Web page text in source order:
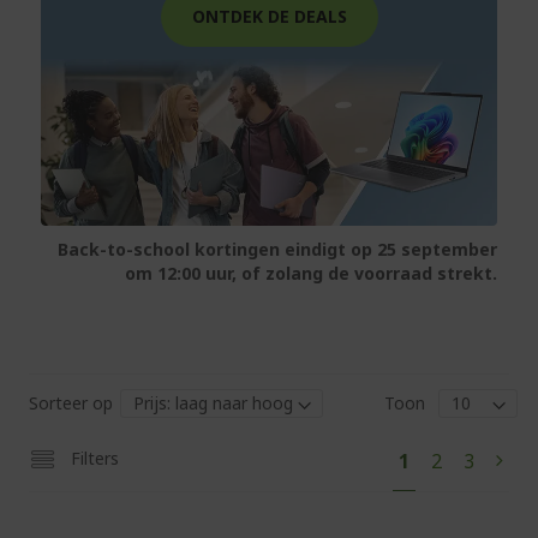
ONTDEK DE DEALS
Back-to-school kortingen eindigt op 25 september
om 12:00 uur, of zolang de voorraad strekt.
Sorteer op Toon
Filters
U
lees
1 Pagina
2 Pagina
3